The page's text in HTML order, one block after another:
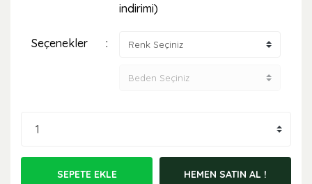
indirimi)
Seçenekler
SEPETE EKLE HEMEN SATIN AL !